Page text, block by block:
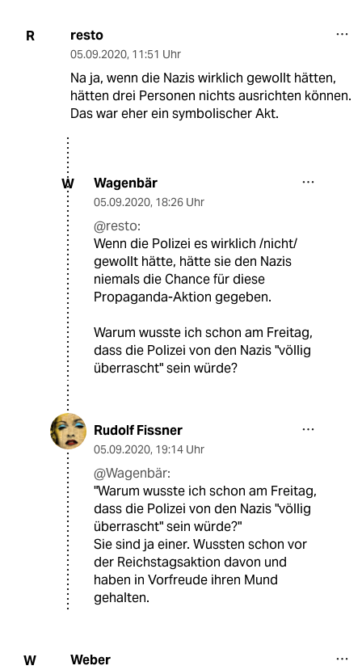
R resto
05.09.2020, 11:51 Uhr
Na ja, wenn die Nazis wirklich gewollt hätten,
hätten drei Personen nichts ausrichten können.
Das war eher ein symbolischer Akt.
W Wagenbär
05.09.2020, 18:26 Uhr
@resto:
Wenn die Polizei es wirklich /nicht/
gewollt hätte, hätte sie den Nazis
niemals die Chance für diese
Propaganda-Aktion gegeben.
Warum wusste ich schon am Freitag,
dass die Polizei von den Nazis "völlig
überrascht" sein würde?
Rudolf Fissner
05.09.2020, 19:14 Uhr
@Wagenbär:
"Warum wusste ich schon am Freitag,
dass die Polizei von den Nazis "völlig
überrascht" sein würde?"
Sie sind ja einer. Wussten schon vor
der Reichstagsaktion davon und
haben in Vorfreude ihren Mund
gehalten.
W Weber